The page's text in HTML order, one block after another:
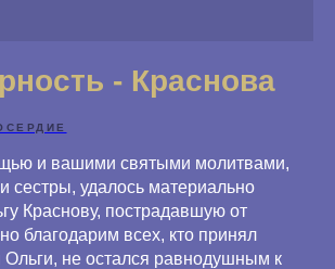
- Краснова
и вашими святыми молитвами,
сестры, удалось материально
Краснову, пострадавшую от
благодарим всех, кто принял
Ольги, не остался равнодушным к